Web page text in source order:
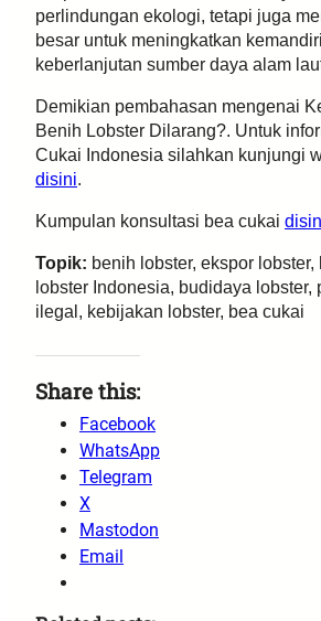
perlindungan ekologi, tetapi juga
besar untuk meningkatkan
keberlanjutan sumber daya alam
Demikian pembahasan mengenai
Benih Lobster Dilarang?. Untuk
Cukai Indonesia silahkan kunjungi
disini.
Kumpulan konsultasi bea cukai
Topik: benih lobster, ekspor lobster,
lobster Indonesia, budidaya lobster,
ilegal, kebijakan lobster, bea cukai
Share this:
Facebook
WhatsApp
Telegram
X
Mastodon
Email